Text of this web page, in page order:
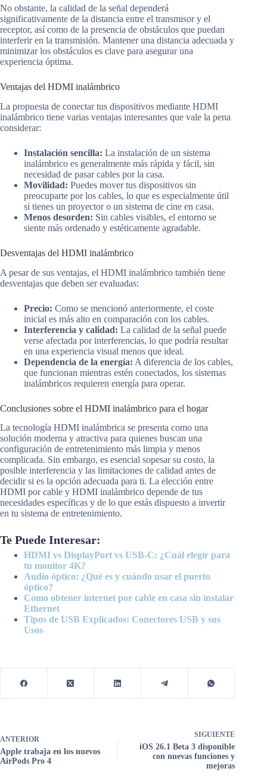
No obstante, la calidad de la señal dependerá
significativamente de la distancia entre el transmisor y el
receptor, así como de la presencia de obstáculos que puedan
interferir en la transmisión. Mantener una distancia adecuada y
minimizar los obstáculos es clave para asegurar una
experiencia óptima.
Ventajas del HDMI inalámbrico
La propuesta de conectar tus dispositivos mediante HDMI
inalámbrico tiene varias ventajas interesantes que vale la pena
considerar:
Instalación sencilla: La instalación de un sistema
inalámbrico es generalmente más rápida y fácil, sin
necesidad de pasar cables por la casa.
Movilidad: Puedes mover tus dispositivos sin
preocuparte por los cables, lo que es especialmente útil
si tienes un proyector o un sistema de cine en casa.
Menos desorden: Sin cables visibles, el entorno se
siente más ordenado y estéticamente agradable.
Desventajas del HDMI inalámbrico
A pesar de sus ventajas, el HDMI inalámbrico también tiene
desventajas que deben ser evaluadas:
Precio: Como se mencionó anteriormente, el coste
inicial es más alto en comparación con los cables.
Interferencia y calidad: La calidad de la señal puede
verse afectada por interferencias, lo que podría resultar
en una experiencia visual menos que ideal.
Dependencia de la energía: A diferencia de los cables,
que funcionan mientras estén conectados, los sistemas
inalámbricos requieren energía para operar.
Conclusiones sobre el HDMI inalámbrico para el hogar
La tecnología HDMI inalámbrica se presenta como una
solución moderna y atractiva para quienes buscan una
configuración de entretenimiento más limpia y menos
complicada. Sin embargo, es esencial sopesar su costo, la
posible interferencia y las limitaciones de calidad antes de
decidir si es la opción adecuada para ti. La elección entre
HDMI por cable y HDMI inalámbrico depende de tus
necesidades específicas y de lo que estás dispuesto a invertir
en tu sistema de entretenimiento.
Te Puede Interesar:
HDMI vs DisplayPort vs USB-C: ¿Cuál elegir para
tu monitor 4K?
Audio óptico: ¿Qué es y cuándo usar el puerto
óptico?
Cómo obtener internet por cable en casa sin instalar
Ethernet
Tipos de USB Explicados: Conectores USB y sus
Usos
ANTERIOR
Apple trabaja en los nuevos
AirPods Pro 4
SIGUIENTE
iOS 26.1 Beta 3 disponible
con nuevas funciones y
mejoras